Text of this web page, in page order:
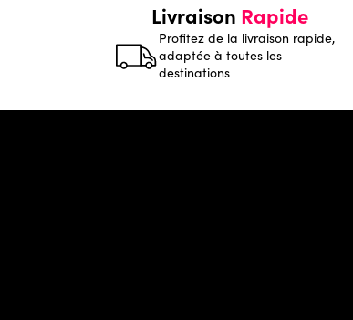
Livraison Rapide
Profitez de la livraison rapide,
adaptée à toutes les
destinations